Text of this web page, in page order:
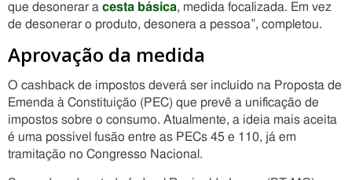
que desonerar a cesta básica, medida focalizada. Em vez
de desonerar o produto, desonera a pessoa”, completou.
Aprovação da medida
O cashback de impostos deverá ser incluído na Proposta de
Emenda à Constituição (PEC) que prevê a unificação de
impostos sobre o consumo. Atualmente, a ideia mais aceita
é uma possível fusão entre as PECs 45 e 110, já em
tramitação no Congresso Nacional.